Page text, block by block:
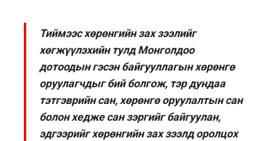
Тиймээс хөрөнгийн зах зээлийг
хөгжүүлэхийн тулд Монголдоо
дотоодын гэсэн байгууллагын хөрөнгө
оруулагчдыг бий болгож, тэр дундаа
тэтгэврийн сан, хөрөнгө оруулалтын сан
болон хедже сан зэргийг байгуулан,
эдгээрийг хөрөнгийн зах зээлд оролцох